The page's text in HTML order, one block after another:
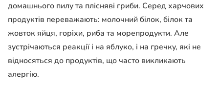
домашнього пилу та плісняві гриби. Серед харчових
продуктів переважають: молочний білок, білок та
жовток яйця, горіхи, риба та морепродукти. Але
зустрічаються реакції і на яблуко, і на гречку, які не
відносяться до продуктів, що часто викликають
алергію.